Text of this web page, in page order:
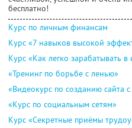
бесплатно!
Курс по личным финансам
Курс «7 навыков высокой
Курс «Как легко зарабатывать в
«Тренинг по борьбе с ленью»
«Видеокурс по созданию сайта с
«Курс по социальным сетям»
Курс «Секретные приёмы